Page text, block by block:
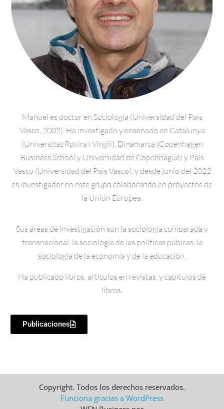
Manuel es doctor en Sociología (Universidad del País
Vasco, 2002). Ha investigado y enseñado en Catalunya
(Universitat Rovira i Virgili), Dinamarca (Copenhagen
Business School y Universidad de Copenhague) y País
Vasco (Universidad del País Vasco), y desde junio del 2022
es investigador en este grupo colaborando en proyectos de
la Unión Europea.
Sus áreas de investigación son la sociología comparada y
transnacional, la sociología de las políticas púbicas, la
sociología de la economía y de la educación.
Ha publicado libros, artículos en revistas, y capítulos de
libros.
Publicaciones
Copyright. Todos los derechos reservados.
Funciona gracias a WordPress